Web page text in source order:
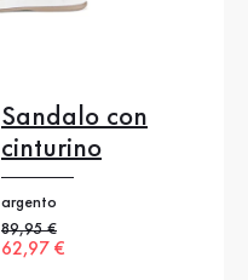
Sandalo con
cinturino
argento
Prezzo precedente
89,95 €
Nuovo prezzo
62,97 €